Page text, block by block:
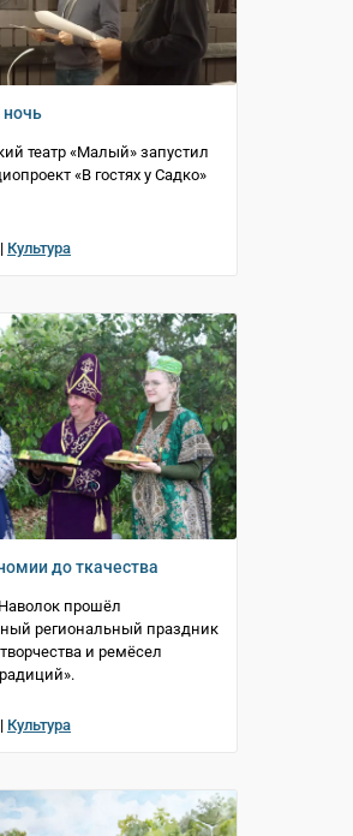
ночь
театр «Малый» запустил
«В гостях у Садко»
Культура
до ткачества
прошёл
региональный праздник
и ремёсел
Культура